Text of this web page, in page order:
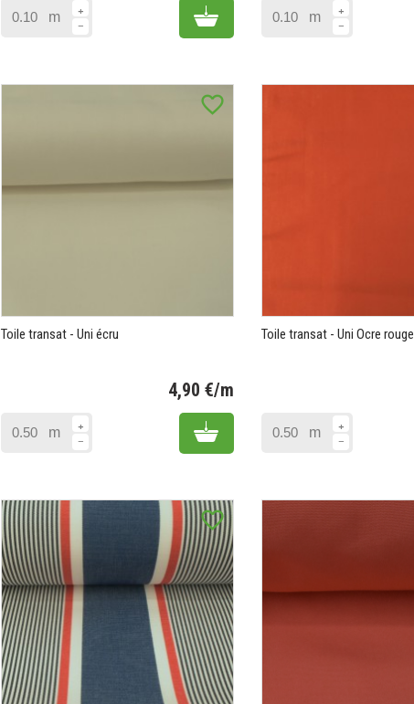
m Add to cart m
favorite_border
Toile transat - Uni écru
4,90 €/m
m Add to cart
Toile transat - Uni Ocre rouge
m
favorite_border